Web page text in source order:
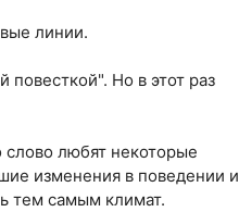
линии.
Но в этот раз
любят некоторые
изменения в поведении и
тем самым климат.